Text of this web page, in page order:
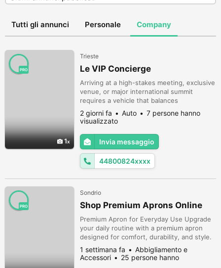
Tutti gli annunci Personale Company
1
PRO
Trieste
Le VIP Concierge
Arriving at a high-stakes meeting, exclusive
venue, or major international summit
requires a vehicle that balances
understated elegance with commanding
presence. While traditional luxury sedans
diplomatic teams, and corporate leaders
increasingly favor a premium alternative.
Selecting a professional range rover cha...
2 giorni fa Auto
7 persone hanno
visualizzato
Invia messaggio
44800824xxxx
PRO
Sondrio
Shop Premium Aprons Online
Premium Apron for Everyday Use Upgrade
your daily routine with a premium apron
designed for comfort, durability, and style.
Perfect for chefs, home cooks, bakers, and
professionals, this apron features practical
pockets and adjustable straps. Enjoy
1 settimana fa
Abbigliamento e
Accessori
25 persone hanno